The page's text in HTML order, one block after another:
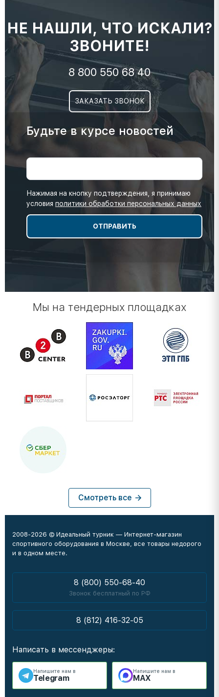
НЕ НАШЛИ, ЧТО ИСКАЛИ?
ЗВОНИТЕ!
8 800 550 68 40
ЗАКАЗАТЬ ЗВОНОК
Будьте в курсе новостей
Нажимая на кнопку подтверждения, я принимаю
условия политики обработки персональных данных
Мы на тендерных площадках
Смотреть все
2008-2026 © Идеальный турник — Интернет-магазин
спортивного оборудования в Москве, все товары недорого
и в одном месте.
8 (800) 550-68-40
Звонок бесплатный по РФ
8 (812) 416-32-05
Написать в мессенджеры:
Напишите нам в
Telegram
Напишите нам в
MAX